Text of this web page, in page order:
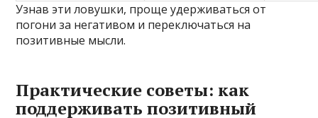
Узнав эти ловушки, проще удерживаться от
погони за негативом и переключаться на
позитивные мысли.
Практические советы: как
поддерживать позитивный